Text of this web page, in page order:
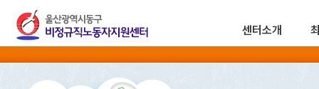
센터소개